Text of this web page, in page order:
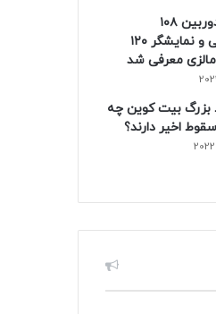
آنر ۵۰ با دوربین ۱۰۸
مگاپیکسلی و نمایشگر ۱۲۰
معرفی شد
بزرگ بیت کوین چه
اخیر دارند؟